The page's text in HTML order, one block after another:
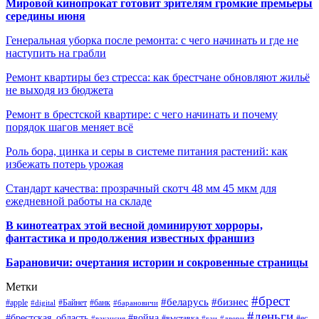
Мировой кинопрокат готовит зрителям громкие премьеры
середины июня
Генеральная уборка после ремонта: с чего начинать и где не
наступить на грабли
Ремонт квартиры без стресса: как брестчане обновляют жильё
не выходя из бюджета
Ремонт в брестской квартире: с чего начинать и почему
порядок шагов меняет всё
Роль бора, цинка и серы в системе питания растений: как
избежать потерь урожая
Стандарт качества: прозрачный скотч 48 мм 45 мкм для
ежедневной работы на складе
В кинотеатрах этой весной доминируют хорроры,
фантастика и продолжения известных франшиз
Барановичи: очертания истории и сокровенные страницы
Метки
#apple #digital #Байнет #банк #барановичи #беларусь #бизнес #брест